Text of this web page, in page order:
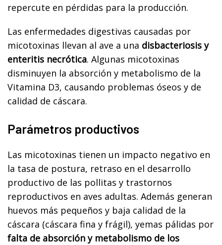
repercute en pérdidas para la producción.
Las enfermedades digestivas causadas por
micotoxinas llevan al ave a una disbacteriosis y
enteritis necrótica. Algunas micotoxinas
disminuyen la absorción y metabolismo de la
Vitamina D3, causando problemas óseos y de
calidad de cáscara.
Parámetros productivos
Las micotoxinas tienen un impacto negativo en
la tasa de postura, retraso en el desarrollo
productivo de las pollitas y trastornos
reproductivos en aves adultas. Además generan
huevos más pequeños y baja calidad de la
cáscara (cáscara fina y frágil), yemas pálidas por
falta de absorción y metabolismo de los